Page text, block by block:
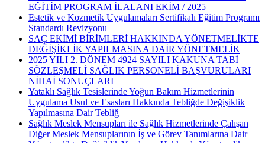
EĞİTİM PROGRAM İLALANI EKİM / 2025
Estetik ve Kozmetik Uygulamaları Sertifikalı Eğitim Programı
Standardı Revizyonu
SAÇ EKİMİ BİRİMLERİ HAKKINDA YÖNETMELİKTE
DEĞİŞİKLİK YAPILMASINA DAİR YÖNETMELİK
2025 YILI 2. DÖNEM 4924 SAYILI KAKUNA TABİ
SÖZLEŞMELİ SAĞLIK PERSONELİ BAŞVURULARI
NİHAİ SONUÇLARI
Yataklı Sağlık Tesislerinde Yoğun Bakım Hizmetlerinin
Uygulama Usul ve Esasları Hakkında Tebliğde Değişiklik
Yapılmasına Dair Tebliğ
Sağlık Meslek Mensupları ile Sağlık Hizmetlerinde Çalışan
Diğer Meslek Mensuplarının İş ve Görev Tanımlarına Dair